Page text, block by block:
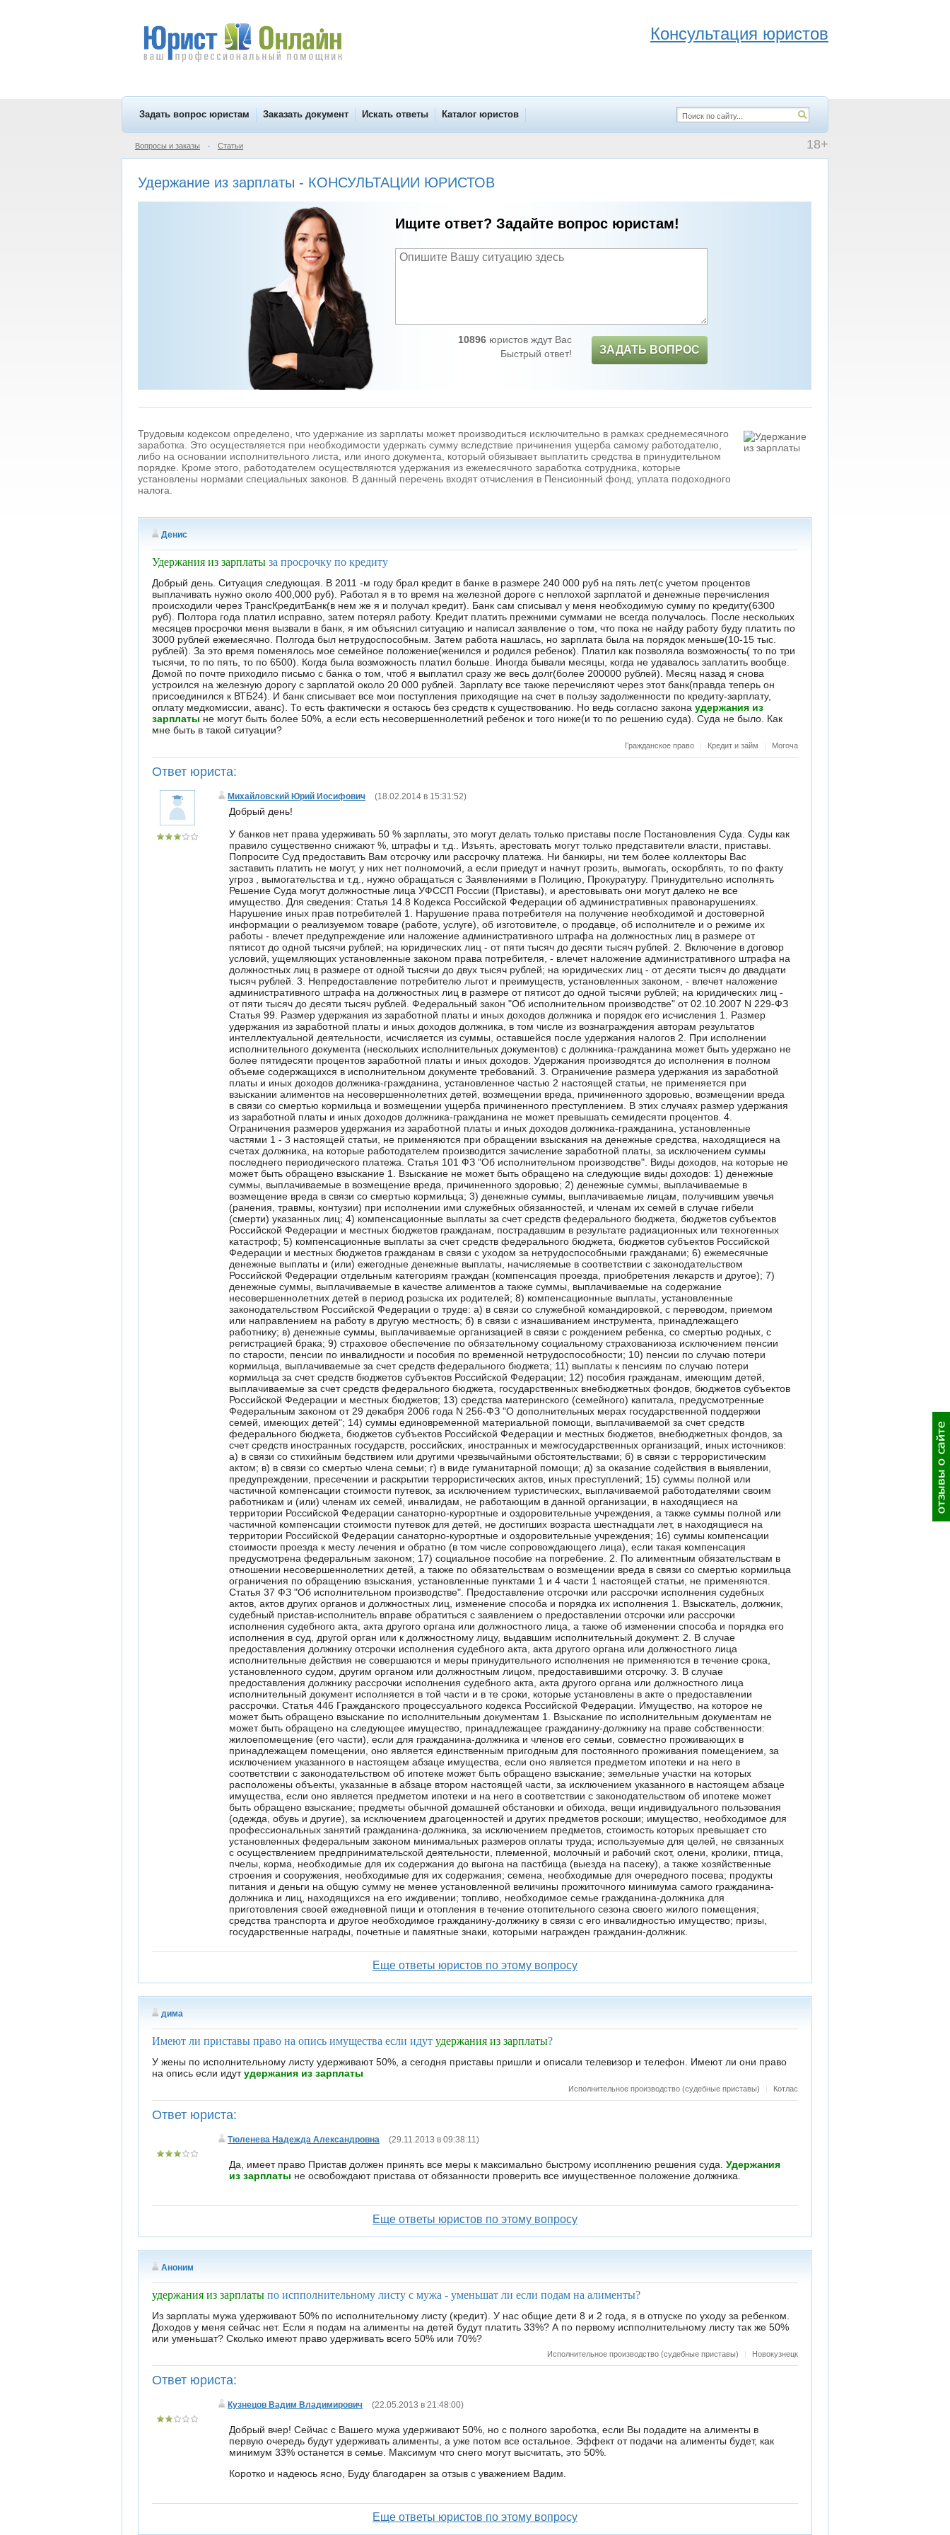
Консультация юристов
Задать вопрос юристам Заказать документ Искать ответы Каталог юристов
18+
Вопросы и заказы • Статьи
Удержание из зарплаты - КОНСУЛЬТАЦИИ ЮРИСТОВ
Ищите ответ? Задайте вопрос юристам!
10896юристов ждут Вас
Быстрый ответ!
ЗАДАТЬ ВОПРОС
Трудовым кодексом определено, что удержание из зарплаты может производиться исключительно в рамках среднемесячного
заработка. Это осуществляется при необходимости удержать сумму вследствие причинения ущерба самому работодателю,
либо на основании исполнительного листа, или иного документа, который обязывает выплатить средства в принудительном
порядке. Кроме этого, работодателем осуществляются удержания из ежемесячного заработка сотрудника, которые
установлены нормами специальных законов. В данный перечень входят отчисления в Пенсионный фонд, уплата подоходного
налога.
Денис
Удержания из зарплаты за просрочку по кредиту
Добрый день. Ситуация следующая. В 2011 -м году брал кредит в банке в размере 240 000 руб на пять лет(с учетом процентов
выплачивать нужно около 400,000 руб). Работал я в то время на железной дороге с неплохой зарплатой и денежные перечисления
происходили через ТрансКредитБанк(в нем же я и получал кредит). Банк сам списывал у меня необходимую сумму по кредиту(6300
руб). Полтора года платил исправно, затем потерял работу. Кредит платить прежними суммами не всегда получалось. После нескольких
месяцев просрочки меня вызвали в банк, я им объяснил ситуацию и написал заявление о том, что пока не найду работу буду платить по
3000 рублей ежемесячно. Полгода был нетрудоспособным. Затем работа нашлась, но зарплата была на порядок меньше(10-15 тыс.
рублей). За это время поменялось мое семейное положение(женился и родился ребенок). Платил как позволяла возможность( то по три
тысячи, то по пять, то по 6500). Когда была возможность платил больше. Иногда бывали месяцы, когда не удавалось заплатить вообще.
Домой по почте приходило письмо с банка о том, чтоб я выплатил сразу же весь долг(более 200000 рублей). Месяц назад я снова
устроился на железную дорогу с зарплатой около 20 000 рублей. Зарплату все также перечисляют через этот банк(правда теперь он
присоединился к ВТБ24). И банк списывает все мои поступления приходящие на счет в пользу задолженности по кредиту-зарплату,
оплату медкомиссии, аванс). То есть фактически я остаюсь без средств к существованию. Но ведь согласно закона удержания из
зарплаты не могут быть более 50%, а если есть несовершеннолетний ребенок и того ниже(и то по решению суда). Суда не было. Как
мне быть в такой ситуации?
Гражданское право | Кредит и займ | Могоча
Ответ юриста:
Михайловский Юрий Иосифович (18.02.2014 в 15:31:52)
Добрый день!
У банков нет права удерживать 50 % зарплаты, это могут делать только приставы после Постановления Суда. Суды как правило существенно снижают %, штрафы и т.д.. Изъять, арестовать могут только представители власти, приставы. Попросите Суд предоставить Вам отсрочку или рассрочку платежа. Ни банкиры, ни тем более коллекторы Вас заставить платить не могут, у них нет полномочий, а если приедут и начнут грозить, вымогать, оскорблять, то по факту угроз , вымогательства и т.д., нужно обращаться с Заявлениями в Полицию, Прокуратуру. Принудительно исполнять Решение Суда могут должностные лица УФССП России (Приставы), и арестовывать они могут далеко не все имущество. Для сведения: Статья 14.8 Кодекса Российской Федерации об административных правонарушениях. Нарушение иных прав потребителей 1. Нарушение права потребителя на получение необходимой и достоверной информации о реализуемом товаре (работе, услуге), об изготовителе, о продавце, об исполнителе и о режиме их работы - влечет предупреждение или наложение административного штрафа на должностных лиц в размере от пятисот до одной тысячи рублей; на юридических лиц - от пяти тысяч до десяти тысяч рублей. 2. Включение в договор условий, ущемляющих установленные законом права потребителя, - влечет наложение административного штрафа на должностных лиц в размере от одной тысячи до двух тысяч рублей; на юридических лиц - от десяти тысяч до двадцати тысяч рублей. 3. Непредоставление потребителю льгот и преимуществ, установленных законом, - влечет наложение административного штрафа на должностных лиц в размере от пятисот до одной тысячи рублей; на юридических лиц - от пяти тысяч до десяти тысяч рублей. Федеральный закон "Об исполнительном производстве" от 02.10.2007 N 229-ФЗ Статья 99. Размер удержания из заработной платы и иных доходов должника и порядок его исчисления 1. Размер удержания из заработной платы и иных доходов должника, в том числе из вознаграждения авторам результатов интеллектуальной деятельности, исчисляется из суммы, оставшейся после удержания налогов 2. При исполнении исполнительного документа (нескольких исполнительных документов) с должника-гражданина может быть удержано не более пятидесяти процентов заработной платы и иных доходов. Удержания производятся до исполнения в полном объеме содержащихся в исполнительном документе требований. 3. Ограничение размера удержания из заработной платы и иных доходов должника-гражданина, установленное частью 2 настоящей статьи, не применяется при взыскании алиментов на несовершеннолетних детей, возмещении вреда, причиненного здоровью, возмещении вреда в связи со смертью кормильца и возмещении ущерба причиненного преступлением. В этих случаях размер удержания из заработной платы и иных доходов должника-гражданина не может превышать семидесяти процентов. 4. Ограничения размеров удержания из заработной платы и иных доходов должника-гражданина, установленные частями 1 - 3 настоящей статьи, не применяются при обращении взыскания на денежные средства, находящиеся на счетах должника, на которые работодателем производится зачисление заработной платы, за исключением суммы последнего периодического платежа. Статья 101 ФЗ "Об исполнительном производстве". Виды доходов, на которые не может быть обращено взыскание 1. Взыскание не может быть обращено на следующие виды доходов: 1) денежные суммы, выплачиваемые в возмещение вреда, причиненного здоровью; 2) денежные суммы, выплачиваемые в возмещение вреда в связи со смертью кормильца; 3) денежные суммы, выплачиваемые лицам, получившим увечья (ранения, травмы, контузии) при исполнении ими служебных обязанностей, и членам их семей в случае гибели (смерти) указанных лиц; 4) компенсационные выплаты за счет средств федерального бюджета, бюджетов субъектов Российской Федерации и местных бюджетов гражданам, пострадавшим в результате радиационных или техногенных катастроф; 5) компенсационные выплаты за счет средств федерального бюджета, бюджетов субъектов Российской Федерации и местных бюджетов гражданам в связи с уходом за нетрудоспособными гражданами; 6) ежемесячные денежные выплаты и (или) ежегодные денежные выплаты, начисляемые в соответствии с законодательством Российской Федерации отдельным категориям граждан (компенсация проезда, приобретения лекарств и другое); 7) денежные суммы, выплачиваемые в качестве алиментов а также суммы, выплачиваемые на содержание несовершеннолетних детей в период розыска их родителей; 8) компенсационные выплаты, установленные законодательством Российской Федерации о труде: а) в связи со служебной командировкой, с переводом, приемом или направлением на работу в другую местность; б) в связи с изнашиванием инструмента, принадлежащего работнику; в) денежные суммы, выплачиваемые организацией в связи с рождением ребенка, со смертью родных, с регистрацией брака; 9) страховое обеспечение по обязательному социальному страхованиюза исключением пенсии по старости, пенсии по инвалидности и пособия по временной нетрудоспособности; 10) пенсии по случаю потери кормильца, выплачиваемые за счет средств федерального бюджета; 11) выплаты к пенсиям по случаю потери кормильца за счет средств бюджетов субъектов Российской Федерации; 12) пособия гражданам, имеющим детей, выплачиваемые за счет средств федерального бюджета, государственных внебюджетных фондов, бюджетов субъектов Российской Федерации и местных бюджетов; 13) средства материнского (семейного) капитала, предусмотренные Федеральным законом от 29 декабря 2006 года N 256-ФЗ "О дополнительных мерах государственной поддержки семей, имеющих детей"; 14) суммы единовременной материальной помощи, выплачиваемой за счет средств федерального бюджета, бюджетов субъектов Российской Федерации и местных бюджетов, внебюджетных фондов, за счет средств иностранных государств, российских, иностранных и межгосударственных организаций, иных источников: а) в связи со стихийным бедствием или другими чрезвычайными обстоятельствами; б) в связи с террористическим актом; в) в связи со смертью члена семьи; г) в виде гуманитарной помощи; д) за оказание содействия в выявлении, предупреждении, пресечении и раскрытии террористических актов, иных преступлений; 15) суммы полной или частичной компенсации стоимости путевок, за исключением туристических, выплачиваемой работодателями своим работникам и (или) членам их семей, инвалидам, не работающим в данной организации, в находящиеся на территории Российской Федерации санаторно-курортные и оздоровительные учреждения, а также суммы полной или частичной компенсации стоимости путевок для детей, не достигших возраста шестнадцати лет, в находящиеся на территории Российской Федерации санаторно-курортные и оздоровительные учреждения; 16) суммы компенсации стоимости проезда к месту лечения и обратно (в том числе сопровождающего лица), если такая компенсация предусмотрена федеральным законом; 17) социальное пособие на погребение. 2. По алиментным обязательствам в отношении несовершеннолетних детей, а также по обязательствам о возмещении вреда в связи со смертью кормильца ограничения по обращению взыскания, установленные пунктами 1 и 4 части 1 настоящей статьи, не применяются. Статья 37 ФЗ "Об исполнительном производстве". Предоставление отсрочки или рассрочки исполнения судебных актов, актов других органов и должностных лиц, изменение способа и порядка их исполнения 1. Взыскатель, должник, судебный пристав-исполнитель вправе обратиться с заявлением о предоставлении отсрочки или рассрочки исполнения судебного акта, акта другого органа или должностного лица, а также об изменении способа и порядка его исполнения в суд, другой орган или к должностному лицу, выдавшим исполнительный документ. 2. В случае предоставления должнику отсрочки исполнения судебного акта, акта другого органа или должностного лица исполнительные действия не совершаются и меры принудительного исполнения не применяются в течение срока, установленного судом, другим органом или должностным лицом, предоставившими отсрочку. 3. В случае предоставления должнику рассрочки исполнения судебного акта, акта другого органа или должностного лица исполнительный документ исполняется в той части и в те сроки, которые установлены в акте о предоставлении рассрочки. Статья 446 Гражданского процессуального кодекса Российской Федерации. Имущество, на которое не может быть обращено взыскание по исполнительным документам 1. Взыскание по исполнительным документам не может быть обращено на следующее имущество, принадлежащее гражданину-должнику на праве собственности: жилоепомещение (его части), если для гражданина-должника и членов его семьи, совместно проживающих в принадлежащем помещении, оно является единственным пригодным для постоянного проживания помещением, за исключением указанного в настоящем абзаце имущества, если оно является предметом ипотеки и на него в соответствии с законодательством об ипотеке может быть обращено взыскание; земельные участки на которых расположены объекты, указанные в абзаце втором настоящей части, за исключением указанного в настоящем абзаце имущества, если оно является предметом ипотеки и на него в соответствии с законодательством об ипотеке может быть обращено взыскание; предметы обычной домашней обстановки и обихода, вещи индивидуального пользования (одежда, обувь и другие), за исключением драгоценностей и других предметов роскоши; имущество, необходимое для профессиональных занятий гражданина-должника, за исключением предметов, стоимость которых превышает сто установленных федеральным законом минимальных размеров оплаты труда; используемые для целей, не связанных с осуществлением предпринимательской деятельности, племенной, молочный и рабочий скот, олени, кролики, птица, пчелы, корма, необходимые для их содержания до выгона на пастбища (выезда на пасеку), а также хозяйственные строения и сооружения, необходимые для их содержания; семена, необходимые для очередного посева; продукты питания и деньги на общую сумму не менее установленной величины прожиточного минимума самого гражданина-должника и лиц, находящихся на его иждивении; топливо, необ
Еще ответы юристов по этому вопросу
дима
Имеют ли приставы право на опись имущества если идут удержания из зарплаты?
У жены по исполнительному листу удерживают 50%, а сегодня приставы пришли и описали телевизор и телефон. Имеют ли они право
на опись если идутудержания из зарплаты
Исполнительное производство (судебные приставы) | Котлас
Ответ юриста:
Тюленева Надежда Александровна (29.11.2013 в 09:38:11)
Да, имеет право Пристав должен принять все меры к максимально быстрому исоплнению решения суда. Удержания
из зарплаты не освобождают пристава от обязанности проверить все имущественное положение должника.
Еще ответы юристов по этому вопросу
Аноним
удержания из зарплаты по испполнительному листу с мужа - уменьшат ли если подам на алименты?
Из зарплаты мужа удерживают 50% по исполнительному листу (кредит). У нас общие дети 8 и 2 года, я в отпуске по уходу за ребенком.
Доходов у меня сейчас нет. Если я подам на алименты на детей будут платить 33%? А по первому испполнительному листу так же 50%
или уменьшат? Сколько имеют право удерживать всего 50% или 70%?
Исполнительное производство (судебные приставы) | Новокузнецк
Ответ юриста:
Кузнецов Вадим Владимирович (22.05.2013 в 21:48:00)
Добрый вчер! Сейчас с Вашего мужа удерживают 50%, но с полного зароботка, если Вы подадите на алименты в
первую очередь будут удерживать алименты, а уже потом все остальное. Эффект от подачи на алименты будет, как
минимум 33% останется в семье. Максимум что снего могут высчитать, это 50%.
Коротко и надеюсь ясно, Буду благодарен за отзыв с уважением Вадим.
Еще ответы юристов по этому вопросу